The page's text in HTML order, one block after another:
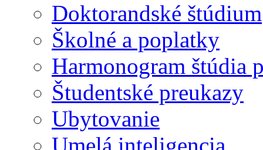
Doktorandské štúdium
Školné a poplatky
Harmonogram štúdia
Študentské preukazy
Ubytovanie